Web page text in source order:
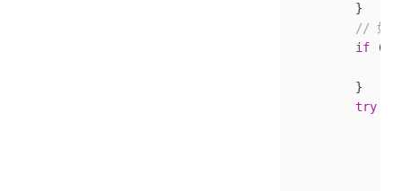
        }
// 如
        if
        }
        try